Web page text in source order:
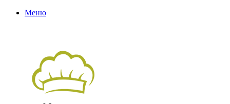
Меню